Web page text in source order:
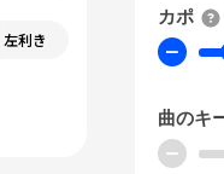
左利き
カポ
ー
曲のキ
ー